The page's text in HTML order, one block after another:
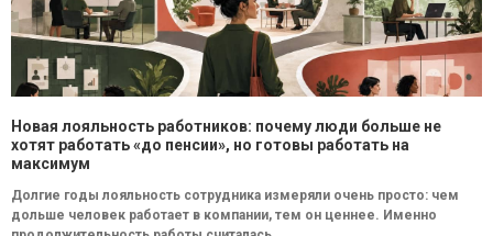
Новая лояльность работников: почему люди больше не
хотят работать «до пенсии», но готовы работать на
максимум
Долгие годы лояльность сотрудника измеряли очень просто: чем
дольше человек работает в компании, тем он ценнее. Именно